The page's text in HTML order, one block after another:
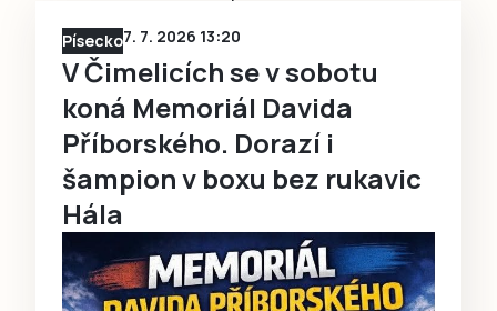
Ještě nemám účet, chci se
Písecko7. 7. 2026 13:20
V Čimelicích se v sobotu
koná Memoriál Davida
Příborského. Dorazí i
šampion v boxu bez rukavic
Hála